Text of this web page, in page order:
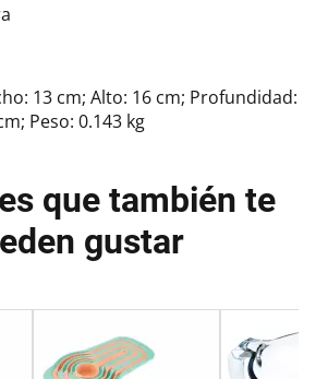
13 cm; Alto: 16 cm; Profundidad:
Peso: 0.143 kg
que también te
gustar